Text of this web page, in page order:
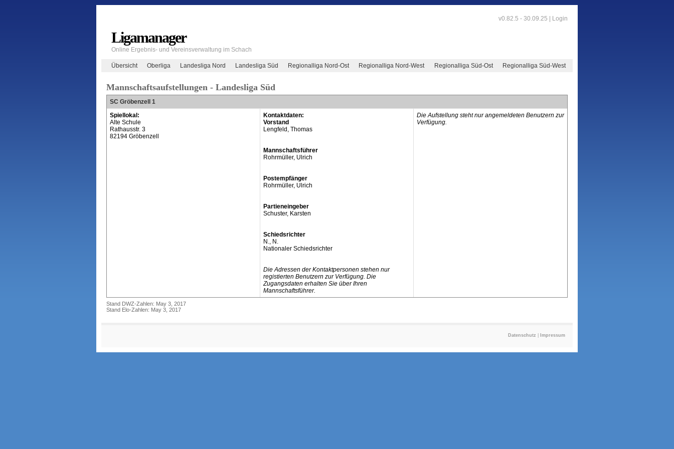
v0.82.5 - 30.09.25 | Login
Ligamanager
Online Ergebnis- und Vereinsverwaltung im Schach
Übersicht Oberliga Landesliga Nord Landesliga Süd Regionalliga Nord-Ost Regionalliga Nord-West Regionalliga Süd-Ost Regionalliga Süd-West
Mannschaftsaufstellungen - Landesliga Süd
SC Gröbenzell 1
Spiellokal:
Alte Schule
Rathausstr. 3
82194 Gröbenzell
Kontaktdaten:
Vorstand
Lengfeld, Thomas
Mannschaftsführer
Rohrmüller, Ulrich
Postempfänger
Rohrmüller, Ulrich
Partieneingeber
Schuster, Karsten
Schiedsrichter
N., N.
Nationaler Schiedsrichter
Die Adressen der Kontaktpersonen stehen nur
registierten Benutzern zur Verfügung. Die
Zugangsdaten erhalten Sie über Ihren
Mannschaftsführer.
Die Aufstellung steht nur angemeldeten Benutzern zur
Verfügung.
Stand DWZ-Zahlen: May 3, 2017
Stand Elo-Zahlen: May 3, 2017
Datenschutz Impressum